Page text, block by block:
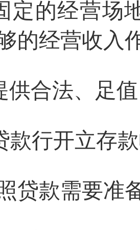
定的经营场
的经营收入
供合法、足
款行开立存
贷款需要准